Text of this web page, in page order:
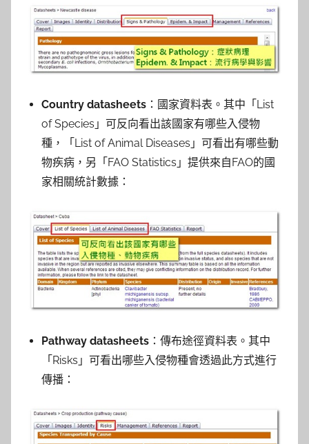
Country datasheets ：國家資料表。其中「List
of Species」可反向看出該國家有哪些入侵物
種，「List of Animal Diseases」可看出有哪些動
物疾病，另「FAO Statistics」提供來自FAO的國
家相關統計數據：
Pathway datasheets ：傳布途徑資料表。其中
「Risks」可看出哪些入侵物種會透過此方式進行
傳播：